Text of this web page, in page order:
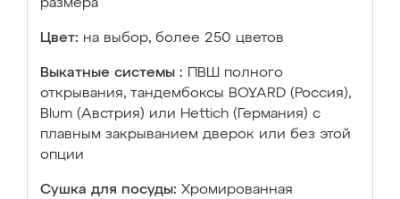
размера
Цвет: на выбор, более 250 цветов
Выкатные системы :
ПВШ полного
открывания, тандембоксы BOYARD (Россия),
Blum (Австрия) или Hettich (Германия) с
плавным закрыванием дверок или без этой
опции
Сушка для посуды: Хромированная